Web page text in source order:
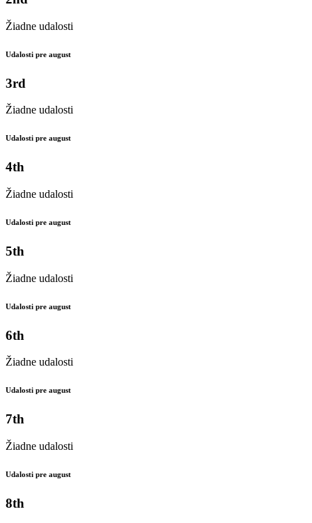
Žiadne udalosti
Udalosti pre august
3rd
Žiadne udalosti
Udalosti pre august
4th
Žiadne udalosti
Udalosti pre august
5th
Žiadne udalosti
Udalosti pre august
6th
Žiadne udalosti
Udalosti pre august
7th
Žiadne udalosti
Udalosti pre august
8th